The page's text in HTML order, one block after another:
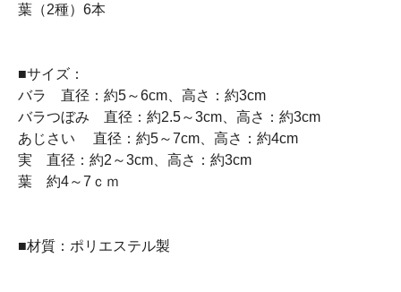
葉（2種）6本
■サイズ：
バラ 直径：約5～6cm、高さ：約3cm
バラつぼみ 直径：約2.5～3cm、高さ：約3cm
あじさい 直径：約5～7cm、高さ：約4cm
実 直径：約2～3cm、高さ：約3cm
葉 約4～7ｃｍ
■材質：ポリエステル製